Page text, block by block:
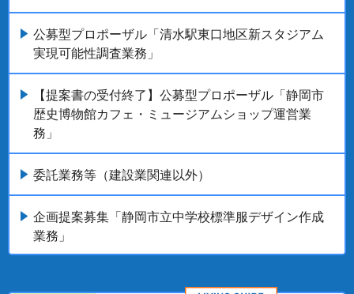
公募型プロポーザル「清水駅東口地区新スタジアム
実現可能性調査業務」
【提案書の受付終了】公募型プロポーザル「静岡市
歴史博物館カフェ・ミュージアムショップ運営業
務」
委託業務等（建設業関連以外）
企画提案募集「静岡市立中学校標準服デザイン作成
業務」